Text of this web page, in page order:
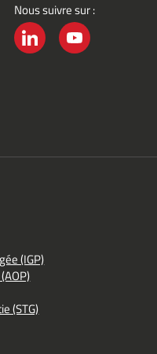
Nous suivre sur :
(IGP)
(STG)